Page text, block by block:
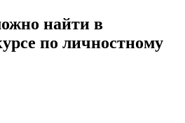
найти в
по личностному